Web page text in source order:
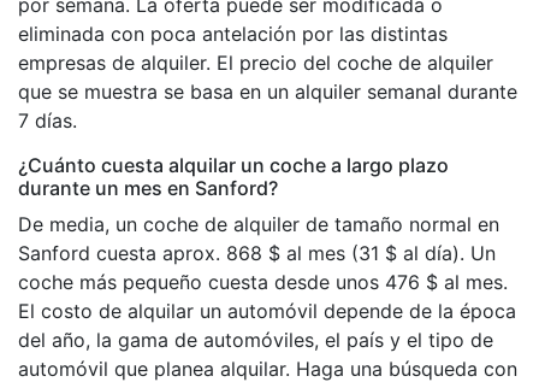
eliminada con poca antelación por las distintas
empresas de alquiler. El precio del coche de alquiler
que se muestra se basa en un alquiler semanal durante
7 días.
¿Cuánto cuesta alquilar un coche a largo plazo
durante un mes en Sanford?
De media, un coche de alquiler de tamaño normal en
Sanford cuesta aprox. 868 $ al mes (31 $ al día). Un
coche más pequeño cuesta desde unos 476 $ al mes.
El costo de alquilar un automóvil depende de la época
del año, la gama de automóviles, el país y el tipo de
automóvil que planea alquilar. Haga una búsqueda con